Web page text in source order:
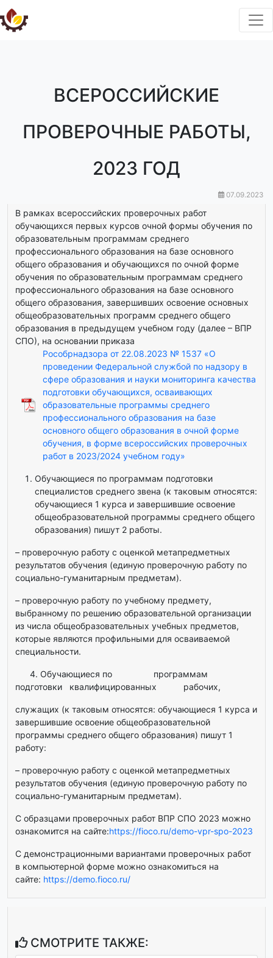
ВСЕРОССИЙСКИЕ
ПРОВЕРОЧНЫЕ РАБОТЫ,
2023 ГОД
07.09.2023
В рамках всероссийских проверочных работ
обучающихся первых курсов очной формы обучения по
образовательным программам среднего
профессионального образования на базе основного
общего образования и обучающихся по очной форме
обучения по образовательным программам среднего
профессионального образования на базе основного
общего образования, завершивших освоение основных
общеобразовательных программ среднего общего
образования в предыдущем учебном году (далее – ВПР
СПО), на основании приказа
Рособрнадзора от 22.08.2023 № 1537 «О
проведении Федеральной службой по надзору в
сфере образования и науки мониторинга качества
подготовки обучающихся, осваивающих
образовательные программы среднего
профессионального образования на базе
основного общего образования в очной форме
обучения, в форме всероссийских проверочных
работ в 2023/2024 учебном году»
Обучающиеся по программам подготовки
специалистов среднего звена (к таковым относятся:
обучающиеся 1 курса и завершившие освоение
общеобразовательной программы среднего общего
образования) пишут 2 работы.
– проверочную работу с оценкой метапредметных
результатов обучения (единую проверочную работу по
социально-гуманитарным предметам).
– проверочную работу по учебному предмету,
выбранному по решению образовательной организации
из числа общеобразовательных учебных предметов,
которые являются профильными для осваиваемой
специальности.
4. Обучающиеся по программам
подготовки квалифицированных рабочих,
служащих (к таковым относятся: обучающиеся 1 курса и
завершившие освоение общеобразовательной
программы среднего общего образования) пишут 1
работу:
– проверочную работу с оценкой метапредметных
результатов обучения (единую проверочную работу по
социально-гуманитарным предметам).
C образцами проверочных работ ВПР СПО 2023 можно
ознакомится на сайте:https://fioco.ru/demo-vpr-spo-2023
C демонстрационными вариантами проверочных работ
в компьютерной форме можно ознакомиться на
сайте: https://demo.fioco.ru/
СМОТРИТЕ ТАКЖЕ: